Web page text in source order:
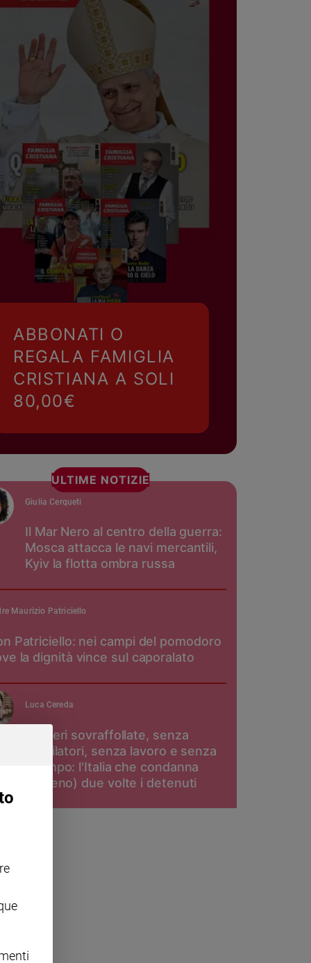
ABBONATI O
REGALA FAMIGLIA
CRISTIANA A SOLI
80,00€
ULTIME NOTIZIE
Il Mar Nero al centro della guerra:
Mosca attacca le navi mercantili,
Kyiv la flotta ombra russa
Giulia Cerqueti
Patriciello: nei campi del pomodoro
la dignità vince sul caporalato
Maurizio Patriciello
Carceri sovraffollate, senza
ventilatori, senza lavoro e senza
scampo: l'Italia che condanna
(almeno) due volte i detenuti
Luca Cereda